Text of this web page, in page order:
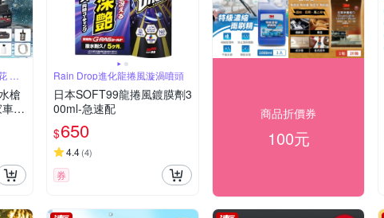
快
槍
兩
Rain Drop進化龍捲風漩渦噴頭
日本SOFT99龍捲風鍍膜劑3
00ml-急速配
$650
4.4(4)
券
商品折價券
100元